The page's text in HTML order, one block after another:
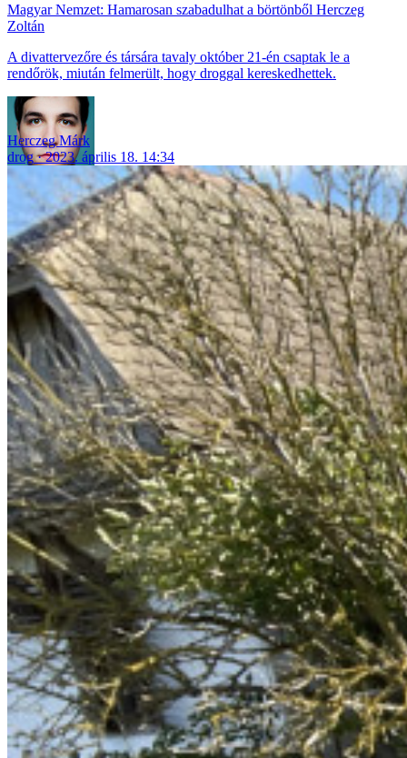
Magyar Nemzet: Hamarosan szabadulhat a börtönből Herczeg
Zoltán
A divattervezőre és társára tavaly október 21-én csaptak le a
rendőrök, miután felmerült, hogy droggal kereskedhettek.
Herczeg Márk
drog
2023. április 18. 14:34